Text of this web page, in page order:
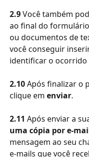
2.9 Você também
ao final do
ou documentos de
você conseguir
identificar o ocorrido
2.10 Após finalizar o
clique em enviar.
2.11 Após enviar a
uma cópia por e-
mensagem ao seu
e-mails que você